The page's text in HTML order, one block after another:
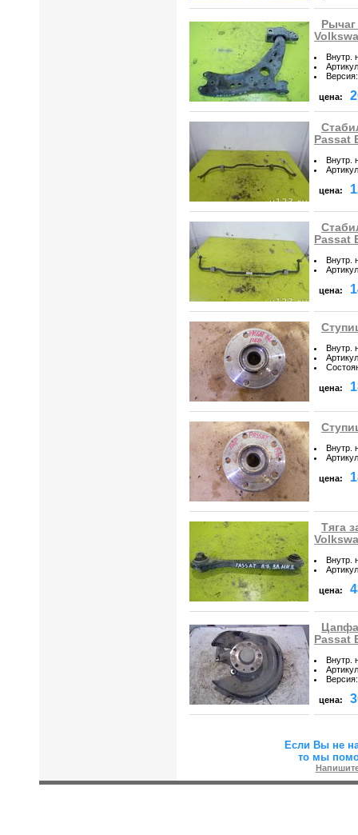
Внутр.
Артикул
Версия:
цена:
Passat
Внутр.
Артикул
цена:
Passat
Внутр.
Артикул
цена:
Внутр.
Артикул
цена:
Внутр.
Артикул
цена:
Тяга
Внутр.
Артикул
цена:
Passat
Внутр.
Артикул
Версия:
цена:
Если Вы не
то мы